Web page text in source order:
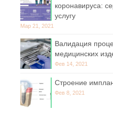
коронавируса:
услугу
Мар 21, 2021
Валидация
медицинских
Фев 14, 2021
Строение
Фев 8, 2021